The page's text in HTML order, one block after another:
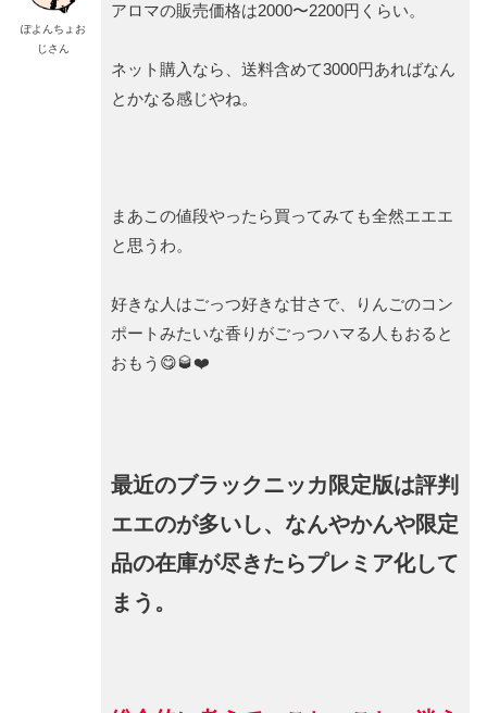
ぽよんちょお
じさん
アロマの販売価格は2000〜2200円くらい。
ネット購入なら、送料含めて3000円あればなん
とかなる感じやね。
まあこの値段やったら買ってみても全然エエエ
と思うわ。
好きな人はごっつ好きな甘さで、りんごのコン
ポートみたいな香りがごっつハマる人もおると
おもう😋🥃❤️
最近のブラックニッカ限定版は評判
エエのが多いし、なんやかんや限定
品の在庫が尽きたらプレミア化して
まう。